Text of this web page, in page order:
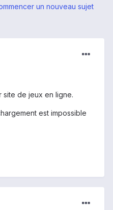
un nouveau sujet
site de jeux en ligne.
est impossible